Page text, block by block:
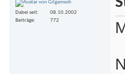
Dabei seit
08.10.2002
Beiträge
772